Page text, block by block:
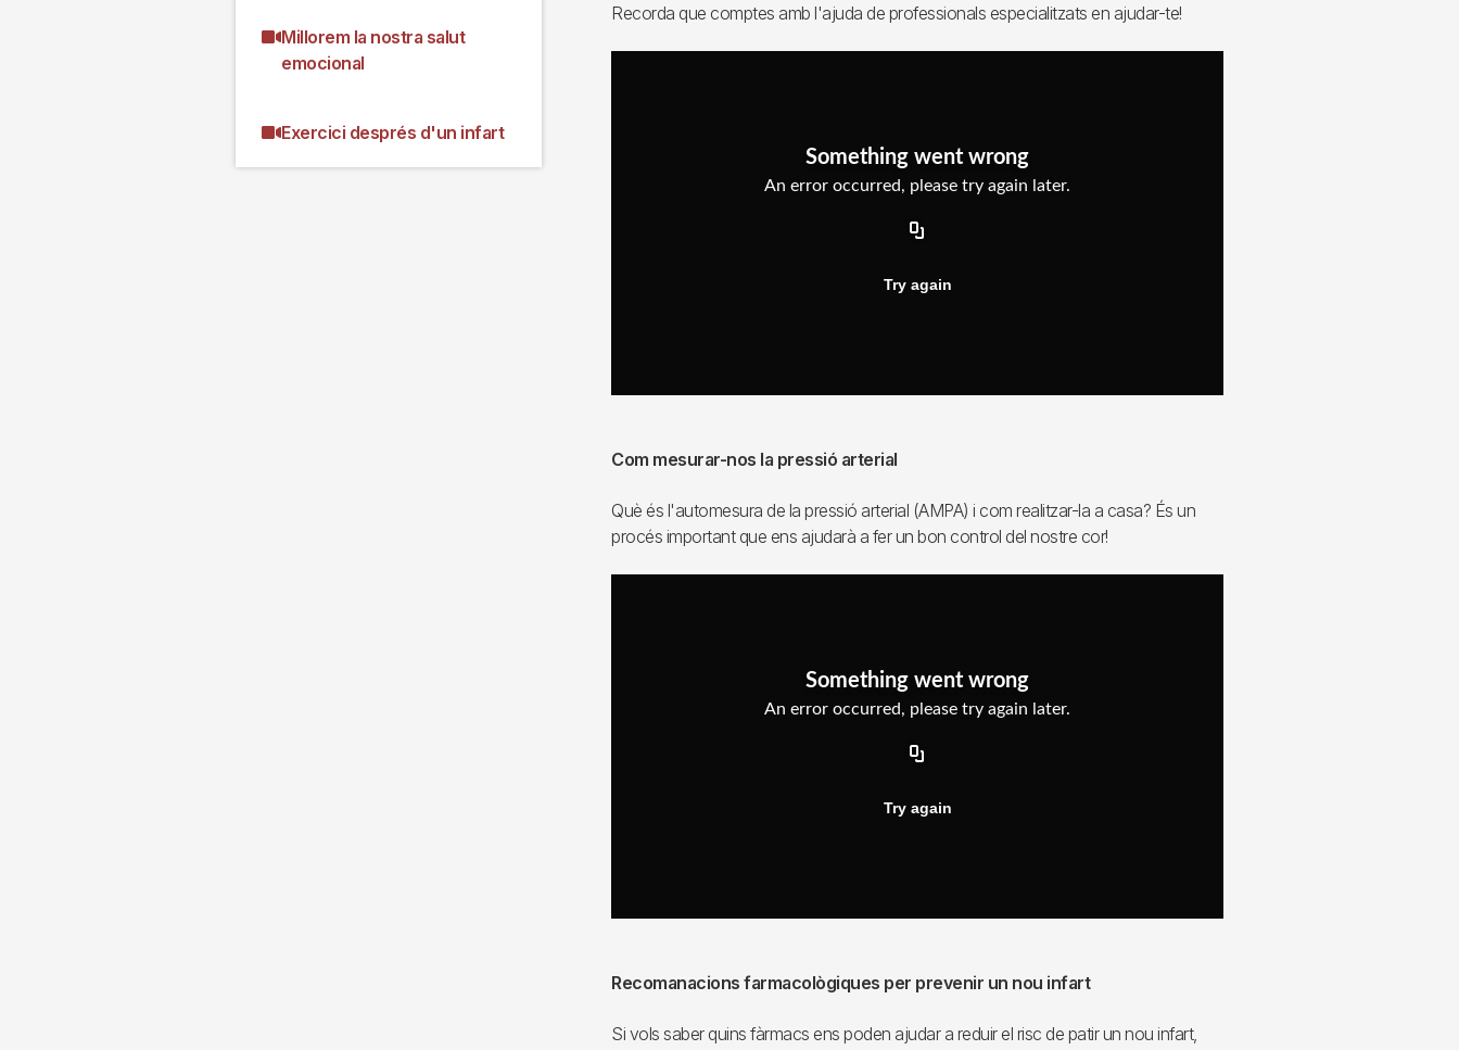
Millorem la nostra salut
emocional
Exercici després d'un infart
Recorda que comptes amb l'ajuda de professionals especialitzats en ajudar-te!
Com mesurar-nos la pressió arterial
Què és l'automesura de la pressió arterial (AMPA) i com realitzar-la a casa? És un
procés important que ens ajudarà a fer un bon control del nostre cor!
Recomanacions farmacològiques per prevenir un nou infart
Si vols saber quins fàrmacs ens poden ajudar a reduir el risc de patir un nou infart,